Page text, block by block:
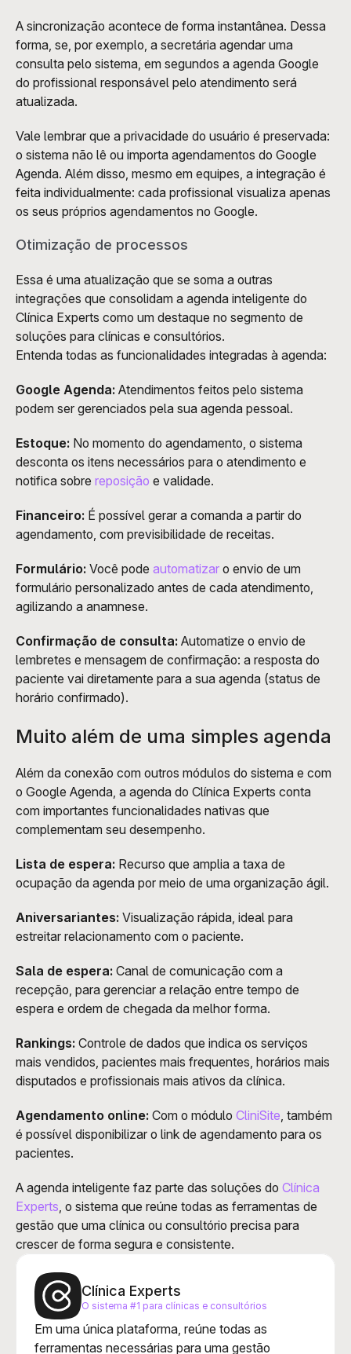
A sincronização acontece de forma instantânea. Dessa
forma, se, por exemplo, a secretária agendar uma
consulta pelo sistema, em segundos a agenda Google
do profissional responsável pelo atendimento será
atualizada.
Vale lembrar que a privacidade do usuário é preservada:
o sistema não lê ou importa agendamentos do Google
Agenda. Além disso, mesmo em equipes, a integração é
feita individualmente: cada profissional visualiza apenas
os seus próprios agendamentos no Google.
Otimização de processos
Essa é uma atualização que se soma a outras
integrações que consolidam a agenda inteligente do
Clínica Experts como um destaque no segmento de
soluções para clínicas e consultórios.
Entenda todas as funcionalidades integradas à agenda:
Google Agenda: Atendimentos feitos pelo sistema
podem ser gerenciados pela sua agenda pessoal.
Estoque: No momento do agendamento, o sistema
desconta os itens necessários para o atendimento e
notifica sobre reposição e validade.
Financeiro: É possível gerar a comanda a partir do
agendamento, com previsibilidade de receitas.
Formulário: Você pode automatizar o envio de um
formulário personalizado antes de cada atendimento,
agilizando a anamnese.
Confirmação de consulta: Automatize o envio de
lembretes e mensagem de confirmação: a resposta do
paciente vai diretamente para a sua agenda (status de
horário confirmado).
Muito além de uma simples agenda
Além da conexão com outros módulos do sistema e com
o Google Agenda, a agenda do Clínica Experts conta
com importantes funcionalidades nativas que
complementam seu desempenho.
Lista de espera: Recurso que amplia a taxa de
ocupação da agenda por meio de uma organização ágil.
Aniversariantes: Visualização rápida, ideal para
estreitar relacionamento com o paciente.
Sala de espera: Canal de comunicação com a
recepção, para gerenciar a relação entre tempo de
espera e ordem de chegada da melhor forma.
Rankings: Controle de dados que indica os serviços
mais vendidos, pacientes mais frequentes, horários mais
disputados e profissionais mais ativos da clínica.
Agendamento online: Com o módulo CliniSite, também
é possível disponibilizar o link de agendamento para os
pacientes.
A agenda inteligente faz parte das soluções do Clínica
Experts, o sistema que reúne todas as ferramentas de
gestão que uma clínica ou consultório precisa para
crescer de forma segura e consistente.
Clínica Experts
O sistema #1 para clínicas e consultórios
Em uma única plataforma, reúne todas as
ferramentas necessárias para uma gestão